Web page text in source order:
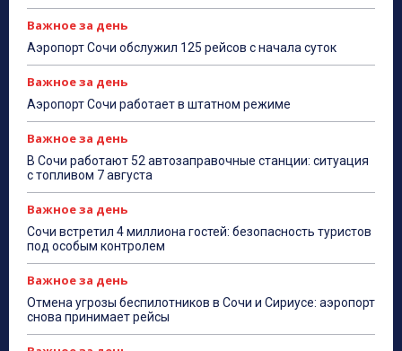
Важное за день
Аэропорт Сочи обслужил 125 рейсов с начала суток
Важное за день
Аэропорт Сочи работает в штатном режиме
Важное за день
В Сочи работают 52 автозаправочные станции: ситуация
с топливом 7 августа
Важное за день
Сочи встретил 4 миллиона гостей: безопасность туристов
под особым контролем
Важное за день
Отмена угрозы беспилотников в Сочи и Сириусе: аэропорт
снова принимает рейсы